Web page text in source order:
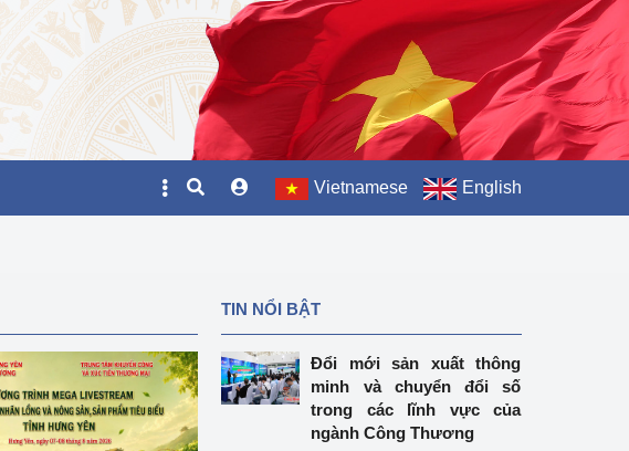
Vietnamese English
TIN NỔI BẬT
Đổi mới sản xuất thông
minh và chuyển đổi số
trong các lĩnh vực của
ngành Công Thương